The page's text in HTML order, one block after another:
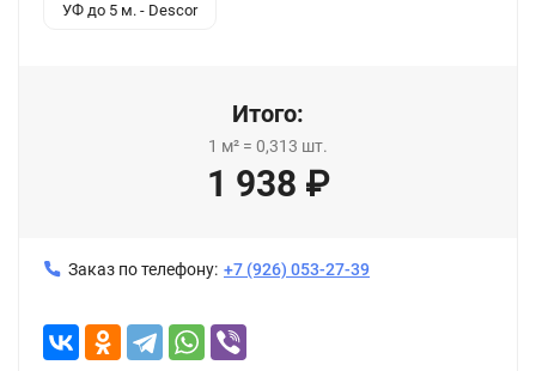
УФ до 5 м. - Descor
Итого:
1 м² = 0,313 шт.
1 938 ₽
Заказ по телефону: +7 (926) 053-27-39